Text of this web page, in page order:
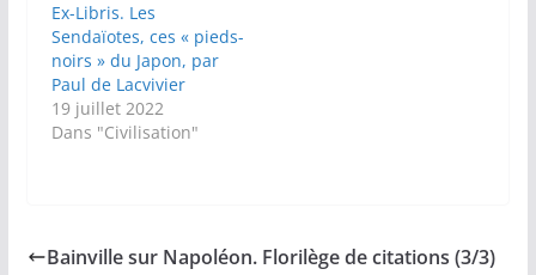
Ex-Libris. Les
Sendaïotes, ces « pieds-
noirs » du Japon, par
Paul de Lacvivier
19 juillet 2022
Dans "Civilisation"
Bainville sur Napoléon. Florilège de citations (3/3)